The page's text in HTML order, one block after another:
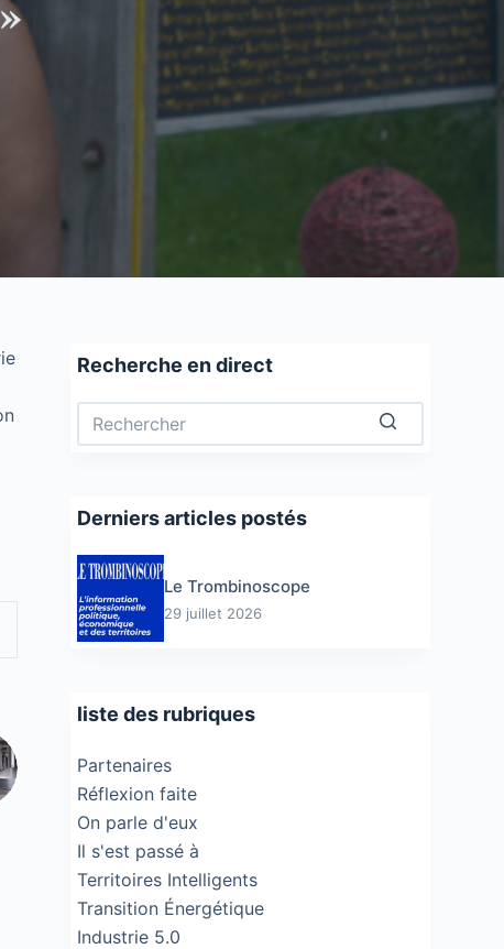
Recherche en direct
Derniers articles postés
Le Trombinoscope
29 juillet 2026
liste des rubriques
Partenaires
Réflexion faite
On parle d'eux
Il s'est passé à
Territoires Intelligents
Transition Énergétique
Industrie 5.0